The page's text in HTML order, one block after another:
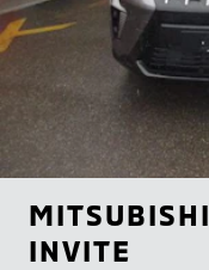
MITSUBISHI
INVITE